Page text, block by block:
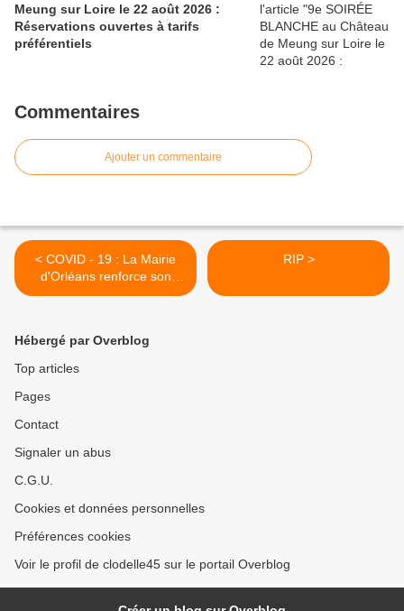
Meung sur Loire le 22 août 2026 :
Réservations ouvertes à tarifs
préférentiels
Commentaires
Ajouter un commentaire
< COVID - 19 : La Mairie
d'Orléans renforce son
dispositif autour des règles
RIP >
Hébergé par Overblog
Top articles
Pages
Contact
Signaler un abus
C.G.U.
Cookies et données personnelles
Préférences cookies
Voir le profil de clodelle45 sur le portail Overblog